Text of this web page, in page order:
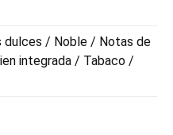
dulces / Noble / Notas de
integrada / Tabaco /